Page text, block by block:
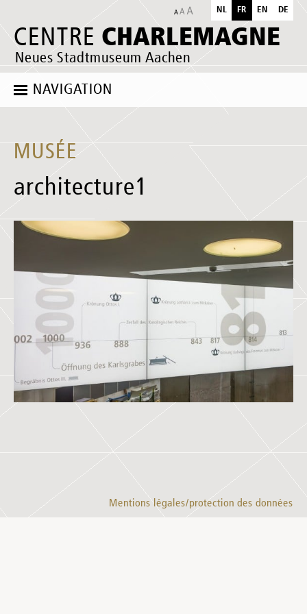
CENTRE CHARLEMAGNE
Neues Stadtmuseum Aachen
NL FR EN DE
NAVIGATION
MUSÉE
architecture1
Mentions légales/protection des données